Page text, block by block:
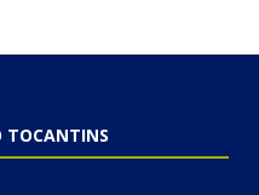
TOCANTINS